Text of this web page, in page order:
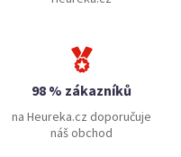
98 % zákazníků
na Heureka.cz doporučuje
náš obchod